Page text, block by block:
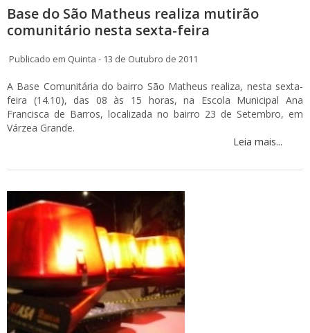
Base do São Matheus realiza mutirão
comunitário nesta sexta-feira
Publicado em Quinta - 13 de Outubro de 2011
A Base Comunitária do bairro São Matheus realiza, nesta sexta-
feira (14.10), das 08 às 15 horas, na Escola Municipal Ana
Francisca de Barros, localizada no bairro 23 de Setembro, em
Várzea Grande.
Leia mais...